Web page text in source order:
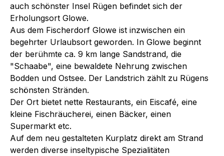
auch schönster Insel Rügen befindet sich der
Erholungsort Glowe.
Aus dem Fischerdorf Glowe ist inzwischen ein
begehrter Urlaubsort geworden. In Glowe beginnt
der berühmte ca. 9 km lange Sandstrand, die
"Schaabe", eine bewaldete Nehrung zwischen
Bodden und Ostsee. Der Landstrich zählt zu Rügens
schönsten Stränden.
Der Ort bietet nette Restaurants, ein Eiscafé, eine
kleine Fischräucherei, einen Bäcker, einen
Supermarkt etc.
Auf dem neu gestalteten Kurplatz direkt am Strand
werden diverse inseltypische Spezialitäten